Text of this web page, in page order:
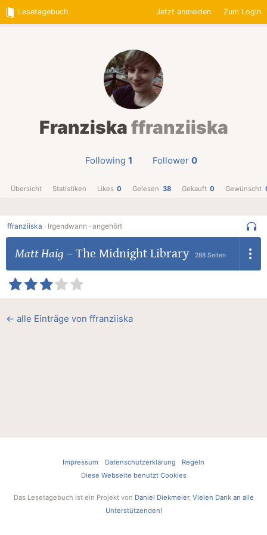
Lesetagebuch Jetzt anmelden Zum Login
Franziskaffranziiska
Following 1 Follower 0
Übersicht Statistiken Likes 0 Gelesen 38 Gekauft 0 Gewünscht
ffranziiska · Irgendwann · angehört
Matt Haig – The Midnight Library 288 Seiten
← alle Einträge von ffranziiska
Impressum Datenschutzerklärung
Regeln
Diese Webseite benutzt Cookies
Das Lesetagebuch ist ein Projekt von Daniel Diekmeier. Vielen Dank an alle
Unterstützenden!